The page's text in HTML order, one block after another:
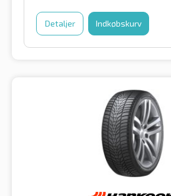
Detaljer Indkøbskurv